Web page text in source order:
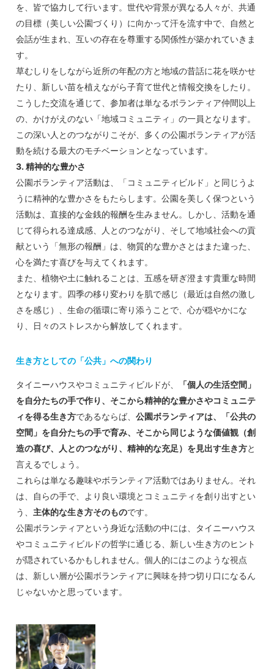
を、皆で協力して行います。世代や背景が異なる人々が、共通
の目標（美しい公園づくり）に向かって汗を流す中で、自然と
会話が生まれ、互いの存在を尊重する関係性が築かれていきま
す。
草むしりをしながら近所の年配の方と地域の昔話に花を咲かせ
たり、新しい苗を植えながら子育て世代と情報交換をしたり。
こうした交流を通じて、参加者は単なるボランティア仲間以上
の、かけがえのない「地域コミュニティ」の一員となります。
この深い人とのつながりこそが、多くの公園ボランティアが活
動を続ける最大のモチベーションとなっています。
3. 精神的な豊かさ
公園ボランティア活動は、「コミュニティビルド」と同じうよ
うに精神的な豊かさをもたらします。公園を美しく保つという
活動は、直接的な金銭的報酬を生みません。しかし、活動を通
じて得られる達成感、人とのつながり、そして地域社会への貢
献という「無形の報酬」は、物質的な豊かさとはまた違った、
心を満たす喜びを与えてくれます。
また、植物や土に触れることは、五感を研ぎ澄ます貴重な時間
となります。四季の移り変わりを肌で感じ（最近は自然の激し
さを感じ）、生命の循環に寄り添うことで、心が穏やかにな
り、日々のストレスから解放してくれます。
生き方としての「公共」への関わり
タイニーハウスやコミュニティビルドが、
「個人の生活空間」
を自分たちの手で作り、そこから精神的な豊かさやコミュニテ
ィを得る生き方であるならば、 公園ボランティアは、「公共の
空間」を自分たちの手で育み、そこから同じような価値観（創
造の喜び、人とのつながり、精神的な充足）を見出す生き方と
言えるでしょう。
これらは単なる趣味やボランティア活動ではありません。それ
は、自らの手で、より良い環境とコミュニティを創り出すとい
う、 主体的な生き方そのものです。
公園ボランティアという身近な活動の中には、タイニーハウス
やコミュニティビルドの哲学に通じる、新しい生き方のヒント
が隠されているかもしれません。個人的にはこのような視点
は、新しい層が公園ボランティアに興味を持つ切り口になるん
じゃないかと思っています。